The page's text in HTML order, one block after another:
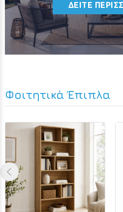
ΔΕΙΤΕ
Φοιτητικά Έπιπλα